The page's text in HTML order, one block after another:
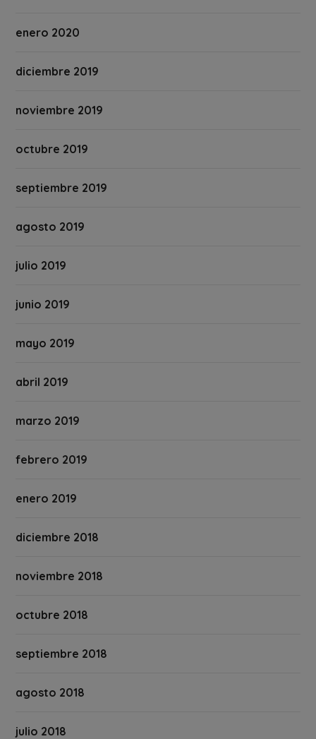
enero 2020
diciembre 2019
noviembre 2019
octubre 2019
septiembre 2019
agosto 2019
julio 2019
junio 2019
mayo 2019
abril 2019
marzo 2019
febrero 2019
enero 2019
diciembre 2018
noviembre 2018
octubre 2018
septiembre 2018
agosto 2018
julio 2018